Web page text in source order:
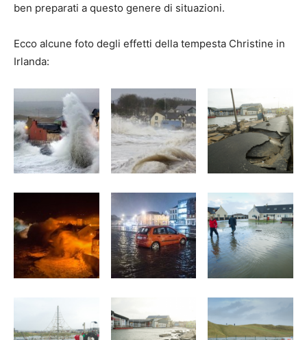
ben preparati a questo genere di situazioni.
Ecco alcune foto degli effetti della tempesta Christine in
Irlanda: